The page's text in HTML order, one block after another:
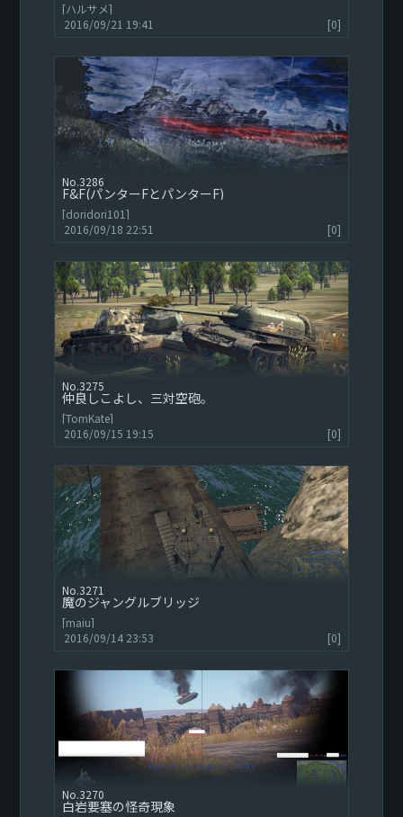
[ハルサメ]
2016/09/21 19:41
[0]
3286
F&F(パンターFとパンターF)
[doridori101]
2016/09/18 22:51
[0]
3275
仲良しこよし、三対空砲。
[TomKate]
2016/09/15 19:15
[0]
3271
魔のジャングルブリッジ
[maiu]
2016/09/14 23:53
[0]
3270
白岩要塞の怪奇現象